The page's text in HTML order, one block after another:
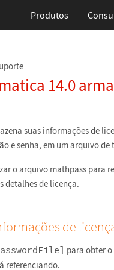
Produtos
14.0
suas informações de
e senha, em um arquivo de
o arquivo mathpass para
detalhes de licença.
de
para obter
referenciando.